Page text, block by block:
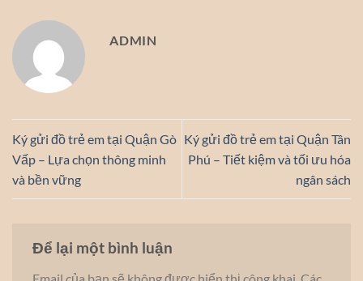
ADMIN
Ký gửi đồ trẻ em tại Quận Gò
Vấp – Lựa chọn thông minh
và bền vững
Ký gửi đồ trẻ em tại Quận Tân
Phú – Tiết kiệm và tối ưu hóa
ngân sách
Để lại một bình luận